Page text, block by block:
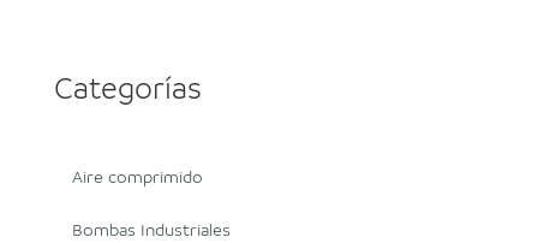
Categorías
Aire comprimido
Bombas Industriales